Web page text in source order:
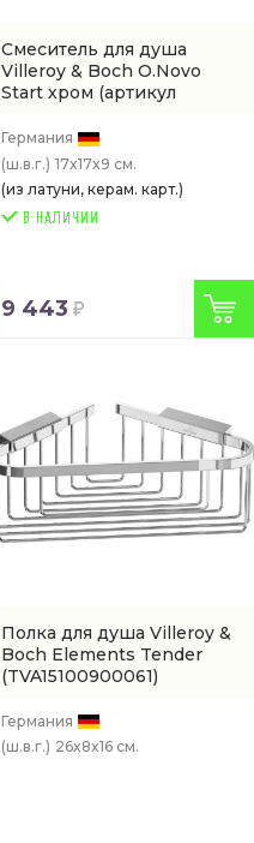
Смеситель для душа
Villeroy & Boch O.Novo
Start хром (артикул
Германия
(ш.в.г.) 17x17x9 см.
(из латуни, керам. карт.)
9 443
Полкa для душа Villeroy &
Boch Elements Tender
(TVA15100900061)
Германия
(ш.в.г.) 26x8x16 см.